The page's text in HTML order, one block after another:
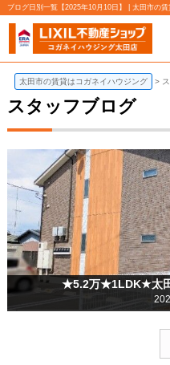
ブログ日別一覧【2025年10月10日】 | 太田市の
太田市の賃貸はコガネイハウジング
スタッフブログ
★5.2万★1LDK★太